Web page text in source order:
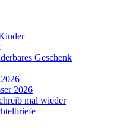
Geschenk
2026
mal wieder